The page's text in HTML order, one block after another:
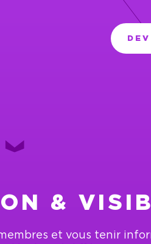
&
et vous tenir